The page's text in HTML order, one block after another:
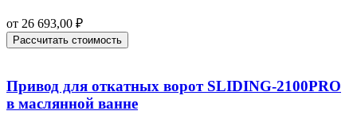
от 26 693,00 ₽
Рассчитать стоимость
Привод для откатных ворот SLIDING‑2100PRO
в маслянной ванне